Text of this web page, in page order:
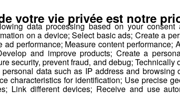
data processing based on your consent
on a device; Select basic ads; Create a
performance; Measure content performance;
and improve products; Create a
security, prevent fraud, and debug; Technically
data such as IP address and browsing
characteristics for identification; Use precise
Link different devices; Receive and use
votre vie privée est notre